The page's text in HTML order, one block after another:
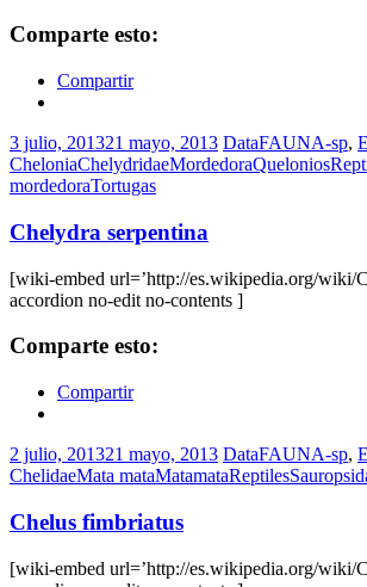
Comparte esto:
Compartir
3 julio, 201321 mayo, 2013 DataFAUNA-sp,
CheloniaChelydridaeMordedoraQuelonios
mordedoraTortugas
Chelydra serpentina
[wiki-embed url=’http://es.wikipedia.org/wiki/
accordion no-edit no-contents ]
Comparte esto:
Compartir
2 julio, 201321 mayo, 2013 DataFAUNA-sp,
ChelidaeMata mataMatamataReptiles
Chelus fimbriatus
[wiki-embed url=’http://es.wikipedia.org/wiki/